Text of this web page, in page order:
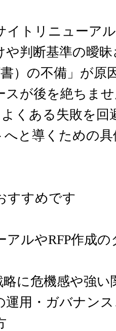
イトリニューア
や判断基準の曖
書）の不備」が
スが後を絶ちま
よくある失敗を
へと導くための
すすめです
アルやRFP作成
略に危機感や強
運用・ガバナン